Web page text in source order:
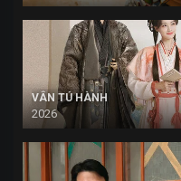
VÂN TÚ HÀNH
2026